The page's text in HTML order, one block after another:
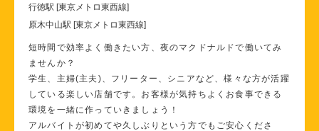
行徳駅 [東京メトロ東西線]
原木中山駅 [東京メトロ東西線]
短時間で効率よく働きたい方、夜のマクドナルドで働いてみ
ませんか？
学生、主婦(主夫)、フリーター、シニアなど、様々な方が活躍
している楽しい店舗です。お客様が気持ちよくお食事できる
環境を一緒に作っていきましょう！
アルバイトが初めてや久しぶりという方でもご安心くださ